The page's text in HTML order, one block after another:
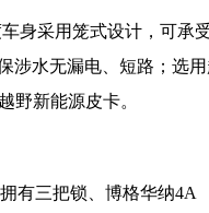
身采用笼式设计，可承
涉水无漏电、短路；选
野新能源皮卡。
有三把锁、博格华纳4A